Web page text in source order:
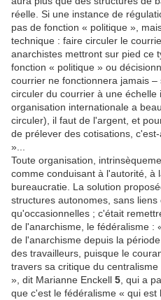
réelle. Si une instance de
pas de fonction « politique »,
technique : faire circuler le
anarchistes mettront sur pied ce
fonction « politique » ou
courrier ne fonctionnera jamais
circuler du courrier à une échelle
organisation internationale a
circuler), il faut de l'argent, et
de prélever des cotisations,
»...
Toute organisation,
comme conduisant à l'autorité, à
bureaucratie. La solution
structures autonomes, sans
qu'occasionnelles ; c'était
de l'anarchisme, le fédéralisme :
de l'anarchisme depuis la
des travailleurs, puisque le
travers sa critique du
», dit Marianne Enckell 5 , qui a
que c'est le fédéralisme « qui